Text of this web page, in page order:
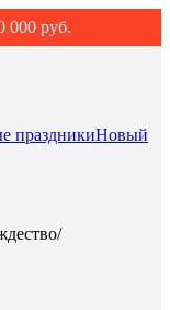
000 руб.
праздникиНовый
/